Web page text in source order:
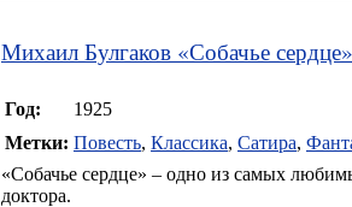
Михаил Булгаков «Собачье сердце»
Год:
1925
Метки: Повесть, Классика, Сатира,
«Собачье сердце» – одно из самых
доктора.